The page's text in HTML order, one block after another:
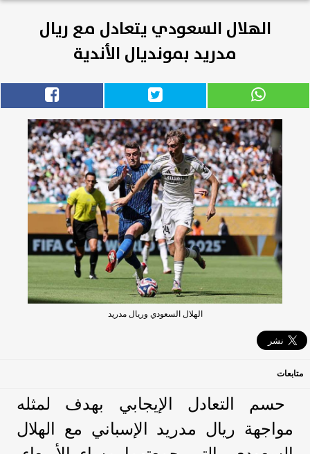
الهلال السعودي يتعادل مع ريال
مدريد بمونديال الأندية
الهلال السعودي وريال مدريد
متابعات
حسم التعادل الإيجابي بهدف لمثله
مواجهة ريال مدريد الإسباني مع الهلال